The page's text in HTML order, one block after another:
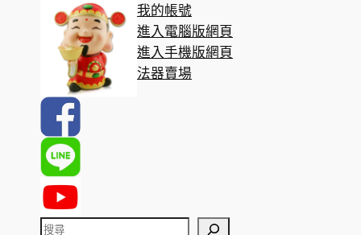
我的帳號
進入電腦版網頁
進入手機版網頁
法器賣場
搜